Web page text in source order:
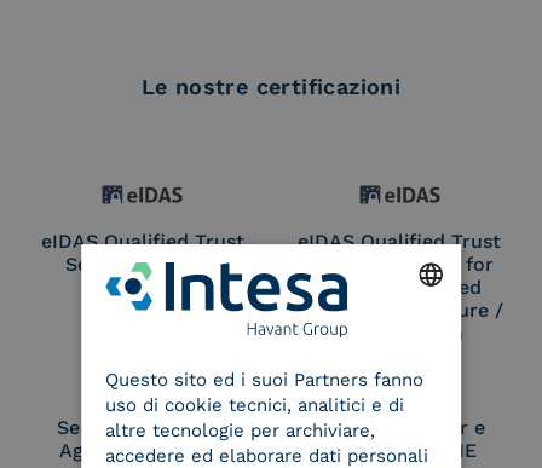
Le nostre certificazioni
eIDAS Qualified Trust
Service Provider
eIDAS Qualified Trust
Service Provider for
Remote Qualified
Electronic Signature /
Seal Creation
Service Provider e
Aggregatore SPID
Service Provider e
Aggregatore CIE
ITALIAN
Questo sito ed i suoi Partners fanno
uso di cookie tecnici, analitici e di
altre tecnologie per archiviare,
accedere ed elaborare dati personali